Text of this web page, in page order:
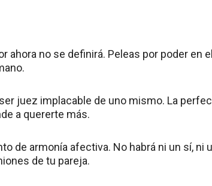
ahora no se definirá. Peleas por poder en
juez implacable de uno mismo. La
a quererte más.
de armonía afectiva. No habrá ni un sí, ni
de tu pareja.